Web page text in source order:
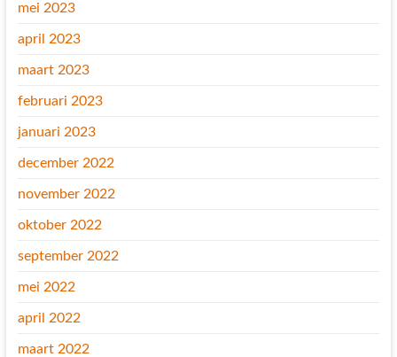
mei 2023
april 2023
maart 2023
februari 2023
januari 2023
december 2022
november 2022
oktober 2022
september 2022
mei 2022
april 2022
maart 2022